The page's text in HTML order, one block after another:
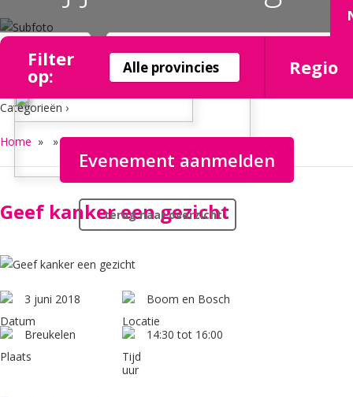
Evenement aanmelden
Filter
op: Regio
Categorieën ›
Home » » Geef kanker een gezicht
Geef kanker een gezicht
terug naar overzicht
3 juni 2018 Boom en Bosch
Breukelen 14:30 tot 16:00
uur